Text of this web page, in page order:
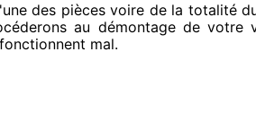
des pièces voire de la totalité
au démontage de votre
mal.